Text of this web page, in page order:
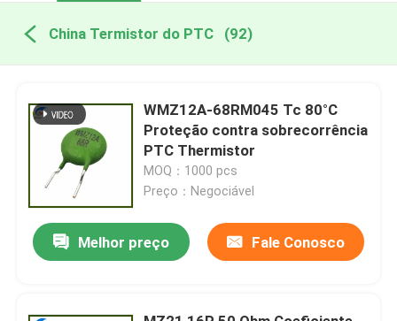
China Termistor do PTC (92)
WMZ12A-68RM045 Tc 80°C
Proteção contra sobrecorrência
PTC Thermistor
MOQ：1000 pcs
Preço：Negociável
Melhor preço Fale Conosco